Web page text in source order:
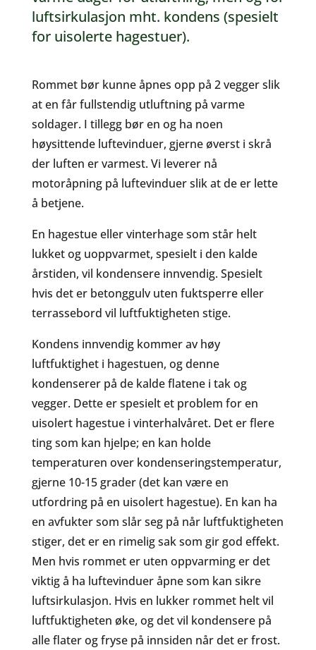
luftsirkulasjon mht. kondens (spesielt
for uisolerte hagestuer).
Rommet bør kunne åpnes opp på 2 vegger slik
at en får fullstendig utluftning på varme
soldager. I tillegg bør en og ha noen
høysittende luftevinduer, gjerne øverst i skrå
der luften er varmest. Vi leverer nå
motoråpning på luftevinduer slik at de er lette
å betjene.
En hagestue eller vinterhage som står helt
lukket og uoppvarmet, spesielt i den kalde
årstiden, vil kondensere innvendig. Spesielt
hvis det er betonggulv uten fuktsperre eller
terrassebord vil luftfuktigheten stige.
Kondens innvendig kommer av høy
luftfuktighet i hagestuen, og denne
kondenserer på de kalde flatene i tak og
vegger. Dette er spesielt et problem for en
uisolert hagestue i vinterhalvåret. Det er flere
ting som kan hjelpe; en kan holde
temperaturen over kondenseringstemperatur,
gjerne 10-15 grader (det kan være en
utfordring på en uisolert hagestue). En kan ha
en avfukter som slår seg på når luftfuktigheten
stiger, det er en rimelig sak som gir god effekt.
Men hvis rommet er uten oppvarming er det
viktig å ha luftevinduer åpne som kan sikre
luftsirkulasjon. Hvis en lukker rommet helt vil
luftfuktigheten øke, og det vil kondensere på
alle flater og fryse på innsiden når det er frost.